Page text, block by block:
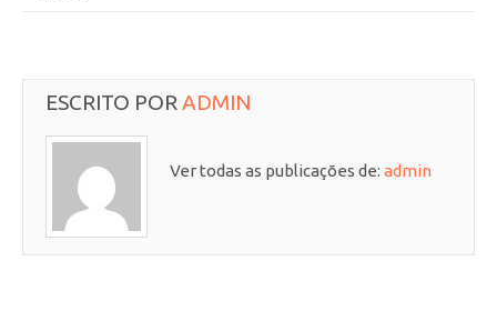
ESCRITO POR ADMIN
Ver todas as publicações de: admin